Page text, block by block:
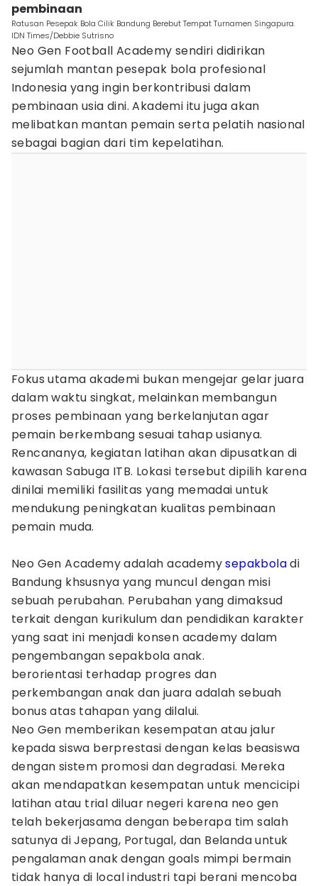
pembinaan
Ratusan Pesepak Bola Cilik Bandung Berebut Tempat Turnamen Singapura.
IDN Times/Debbie Sutrisno
Neo Gen Football Academy sendiri didirikan
sejumlah mantan pesepak bola profesional
Indonesia yang ingin berkontribusi dalam
pembinaan usia dini. Akademi itu juga akan
melibatkan mantan pemain serta pelatih nasional
sebagai bagian dari tim kepelatihan.
Fokus utama akademi bukan mengejar gelar juara
dalam waktu singkat, melainkan membangun
proses pembinaan yang berkelanjutan agar
pemain berkembang sesuai tahap usianya.
Rencananya, kegiatan latihan akan dipusatkan di
kawasan Sabuga ITB. Lokasi tersebut dipilih karena
dinilai memiliki fasilitas yang memadai untuk
mendukung peningkatan kualitas pembinaan
pemain muda.
Neo Gen Academy adalah academysepakboladi
Bandung khsusnya yang muncul dengan misi
sebuah perubahan. Perubahan yang dimaksud
terkait dengan kurikulum dan pendidikan karakter
yang saat ini menjadi konsen academy dalam
pengembangan sepakbola anak.
berorientasi terhadap progres dan
perkembangan anak dan juara adalah sebuah
bonus atas tahapan yang dilalui.
Neo Gen memberikan kesempatan atau jalur
kepada siswa berprestasi dengan kelas beasiswa
dengan sistem promosi dan degradasi. Mereka
akan mendapatkan kesempatan untuk mencicipi
latihan atau trial diluar negeri karena neo gen
telah bekerjasama dengan beberapa tim salah
satunya di Jepang, Portugal, dan Belanda untuk
pengalaman anak dengan goals mimpi bermain
tidak hanya di local industri tapi berani mencoba